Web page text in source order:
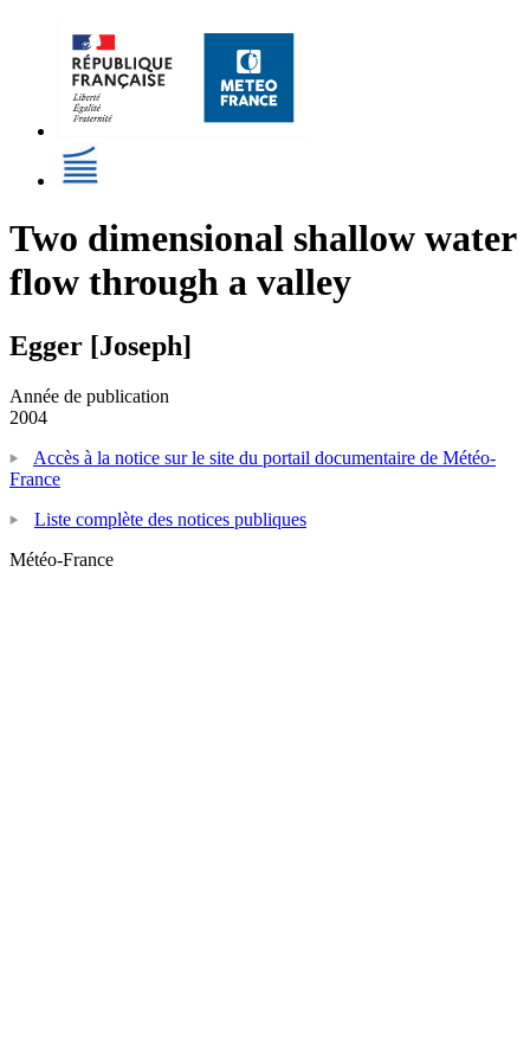
Two dimensional shallow water
flow through a valley
Egger [Joseph]
Année de publication
2004
Accès à la notice sur le site du portail documentaire de Météo-
France
Liste complète des notices publiques
Météo-France